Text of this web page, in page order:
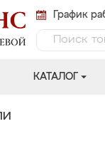
График
КАТАЛОГ